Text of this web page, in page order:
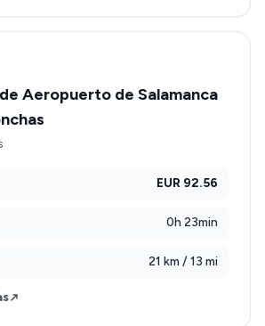
Aeropuerto de Salamanca
EUR 92.56
0h 23min
21 km / 13 mi